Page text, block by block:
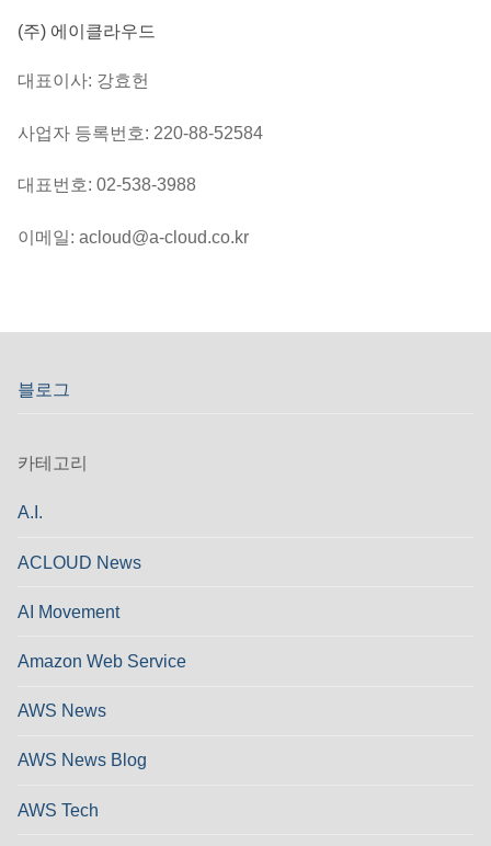
(주) 에이클라우드
대표이사: 강효헌
사업자 등록번호: 220-88-52584
대표번호: 02-538-3988
이메일: acloud@a-cloud.co.kr
블로그
카테고리
A.I.
ACLOUD News
AI Movement
Amazon Web Service
AWS News
AWS News Blog
AWS Tech